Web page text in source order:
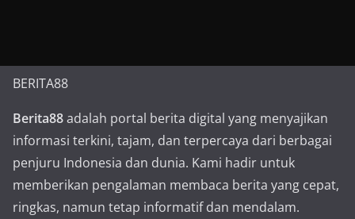
BERITA88
Berita88adalah portal berita digital yang menyajikan
informasi terkini, tajam, dan terpercaya dari berbagai
penjuru Indonesia dan dunia. Kami hadir untuk
memberikan pengalaman membaca berita yang cepat,
ringkas, namun tetap informatif dan mendalam.